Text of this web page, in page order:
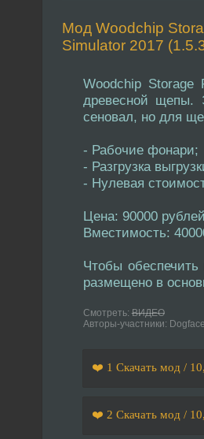
Мод Woodchip
Simulator 2017
Woodchip Storage
древесной щепы.
сеновал, но для
- Рабочие фонари;
- Разгрузка
- Нулевая
Цена: 90000
Вместимость:
Чтобы обеспечить
размещено в
Смотреть: ВИДЕО
Авторы-участники: Dogface
❤️ 1 Скачать мод /
❤️ 2 Скачать мод /